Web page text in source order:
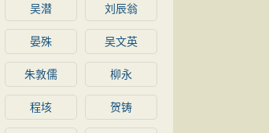
吴潜 刘辰翁
晏殊 吴文英
朱敦儒 柳永
程垓 贺铸